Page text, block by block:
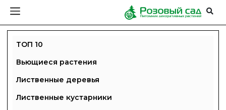
ТОП 10
Вьющиеся растения
Лиственные деревья
Лиственные кустарники